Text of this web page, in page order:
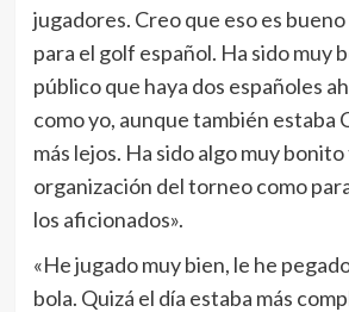
jugadores. Creo que eso es
para el golf español. Ha sido muy
público que haya dos españoles
como yo, aunque también estaba
más lejos. Ha sido algo muy
organización del torneo como
los aficionados».
«He jugado muy bien, le he
bola. Quizá el día estaba más